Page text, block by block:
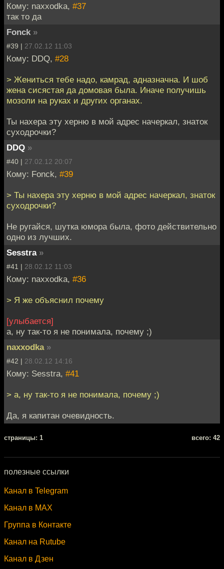
Кому: naxxodka, #37
так то да
Fonck »
#39 | 27.02.12 11:03
Кому: DDQ, #28
> Жениться тебе надо, камрад, адназначна. И шоб
жена сисястая да домовая была. Иначе получишь
мозоли на руках и других органах.
Ты нахера эту херню в мой адрес начеркал, знаток
суходрочки?
DDQ »
#40 | 27.02.12 20:07
Кому: Fonck, #39
> Ты нахера эту херню в мой адрес начеркал, знаток
суходрочки?
Не ругайся, шутка юмора была, фото действительно
одно из лучших.
Sesstra »
#41 | 28.02.12 11:03
Кому: naxxodka, #36
> Я же объяснил почему
[улыбается]
а, ну так-то я не понимала, почему ;)
naxxodka »
#42 | 28.02.12 14:16
Кому: Sesstra, #41
> а, ну так-то я не понимала, почему ;)
Да, я капитан очевидность.
cтраницы: 1 всего: 42
полезные ссылки
Канал в Telegram
Канал в MAX
Группа в Контакте
Канал на Rutube
Канал в Дзен